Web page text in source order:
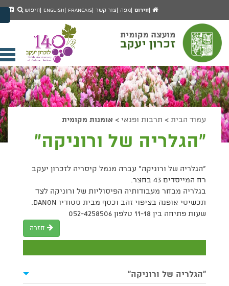
מעבר לתפריט ראשי
הגדל גודל פונט
הקטן גודל פונט
מצב ניגודיות גבוהה
מצב ניגודיות נמוכה
הצג קישורים
הצהרת נגישות
עמוד
הבית
חירום מפה צור קשר Francais
English חיפוש
עמוד הבית > תרבות ופנאי > אומנות מקומית
"הגלריה של ורוניקה"
"הגלריה של ורוניקה" עברה מנמל קיסריה לזכרון יעקב
רח המייסדים 43 בחצר.
בגלריה מבחר מעבודותיה הפיסוליות של ורוניקה לצד
תכשיטי אופנה בציפוי זהב וכסף מבית סטודיו DANON.
שעות פתיחה בין 11-18 טלפון 052-4258506
חזרה
"הגלריה של ורוניקה"